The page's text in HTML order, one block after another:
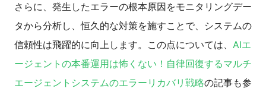
さらに、発生したエラーの根本原因をモニタリングデー
タから分析し、恒久的な対策を施すことで、システムの
信頼性は飛躍的に向上します。この点については、 AIエ
ージェントの本番運用は怖くない！自律回復するマルチ
エージェントシステムのエラーリカバリ戦略の記事も参